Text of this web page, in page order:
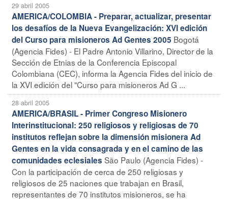
29 abril 2005
AMERICA/COLOMBIA - Preparar, actualizar, presentar
los desafíos de la Nueva Evangelización: XVI edición
del Curso para misioneros Ad Gentes 2005 Bogotá
(Agencia Fides) - El Padre Antonio Villarino, Director de la
Sección de Etnias de la Conferencia Episcopal
Colombiana (CEC), informa la Agencia Fides del inicio de
la XVI edición del "Curso para misioneros Ad G ...
28 abril 2005
AMERICA/BRASIL - Primer Congreso Misionero
Interinstitucional: 250 religiosos y religiosas de 70
institutos reflejan sobre la dimensión misionera Ad
Gentes en la vida consagrada y en el camino de las
comunidades eclesiales São Paulo (Agencia Fides) -
Con la participación de cerca de 250 religiosas y
religiosos de 25 naciones que trabajan en Brasil,
representantes de 70 institutos misioneros, se ha